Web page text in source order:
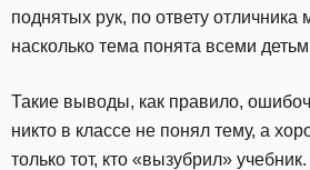
поднятых рук, по ответу
насколько тема понята всеми
Такие выводы, как правило,
никто в классе не понял тему, а
только тот, кто «вызубрил»